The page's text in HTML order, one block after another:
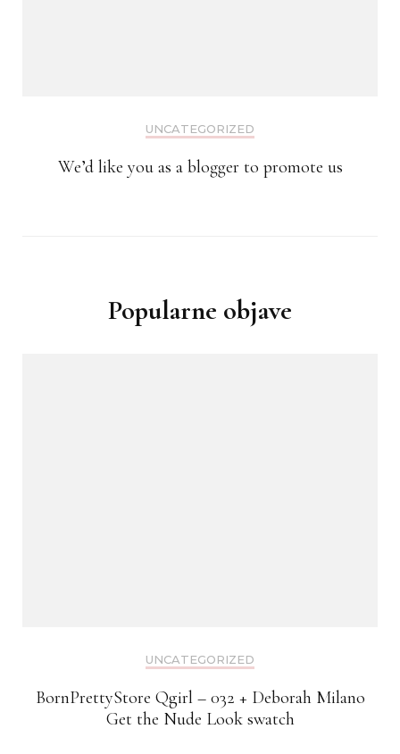
UNCATEGORIZED
We’d like you as a blogger to promote us
Popularne objave
UNCATEGORIZED
BornPrettyStore Qgirl – 032 + Deborah Milano
Get the Nude Look swatch